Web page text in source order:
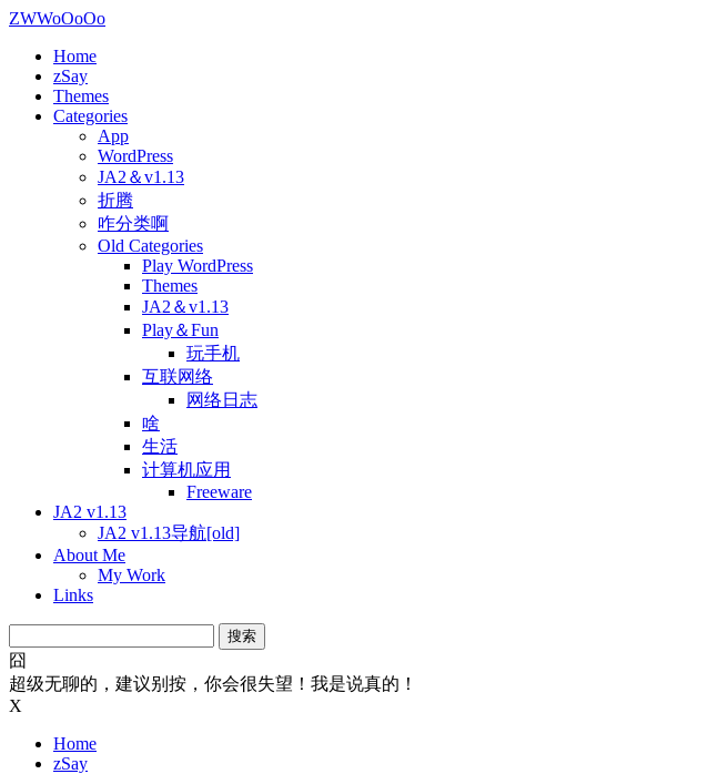
ZWWoOoOo
Home
zSay
Themes
Categories
App
WordPress
JA2＆v1.13
折腾
咋分类啊
Old Categories
Play WordPress
Themes
JA2＆v1.13
Play＆Fun
玩手机
互联网络
网络日志
啥
生活
计算机应用
Freeware
JA2 v1.13
JA2 v1.13导航[old]
About Me
My Work
Links
索：
囧
超级无聊的，建议别按，你会很失望！我是说真的！
X
Home
zSay